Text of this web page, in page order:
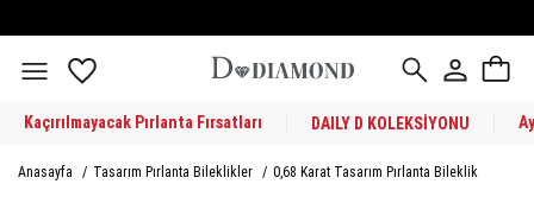
Kaçırılmayacak Pırlanta Fırsatları DAILY D KOLEKSİYONU
Anasayfa / Tasarım Pırlanta Bileklikler / 0,68 Karat Tasarım Pırlanta Bileklik